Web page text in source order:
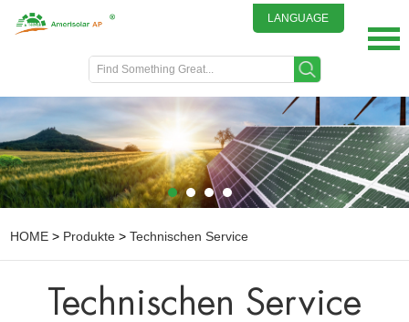
LANGUAGE
DEUTSCH
ITALIANO
FRENCH
GREEK
日本語
HOME > Produkte >Technischen Service
Technischen Service